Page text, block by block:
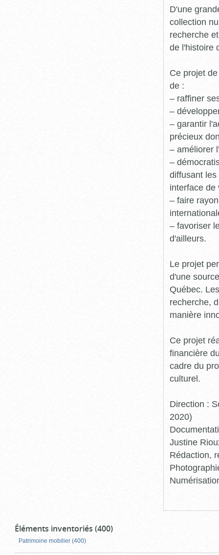
D'une
collection
recherche
de l'histoire
Ce projet
de :
– raffiner
–
– garantir
précieux
– améliorer
–
diffusant
interface de
– faire
– favoriser
d'ailleurs.
Le projet
d'une
Québec.
recherche,
manière
Ce projet
financière
cadre du
culturel.
Direction :
2020)
Justine
Rédaction,
Éléments inventoriés (400)
Patrimoine mobilier (400)